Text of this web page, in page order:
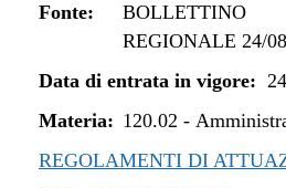
Fonte:
REGIONALE 24/
Data di entrata in vigore:
Materia: 120.02 -
REGOLAMENTI DI